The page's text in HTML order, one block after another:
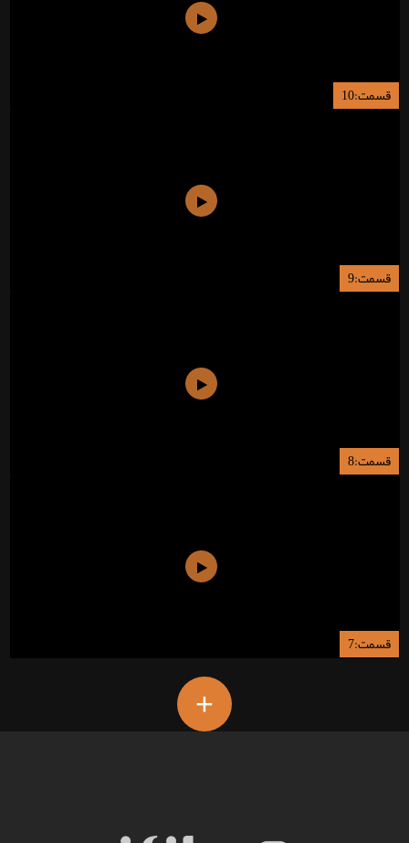
قسمت:10
قسمت:9
قسمت:8
قسمت:7
+